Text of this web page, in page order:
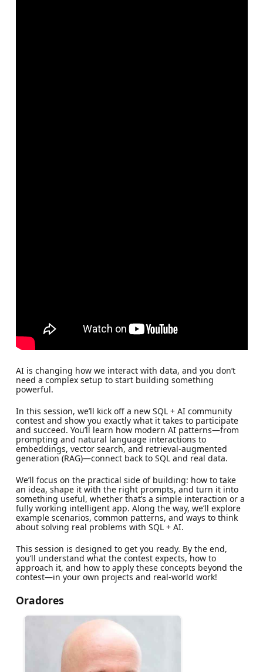
AI is changing how we interact with data, and you don’t
need a complex setup to start building something
powerful.
In this session, we’ll kick off a new SQL + AI community
contest and show you exactly what it takes to participate
and succeed. You’ll learn how modern AI patterns—from
prompting and natural language interactions to
embeddings, vector search, and retrieval-augmented
generation (RAG)—connect back to SQL and real data.
We’ll focus on the practical side of building: how to take
an idea, shape it with the right prompts, and turn it into
something useful, whether that’s a simple interaction or a
fully working intelligent app. Along the way, we’ll explore
example scenarios, common patterns, and ways to think
about solving real problems with SQL + AI.
This session is designed to get you ready. By the end,
you’ll understand what the contest expects, how to
approach it, and how to apply these concepts beyond the
contest—in your own projects and real-world work!
Oradores